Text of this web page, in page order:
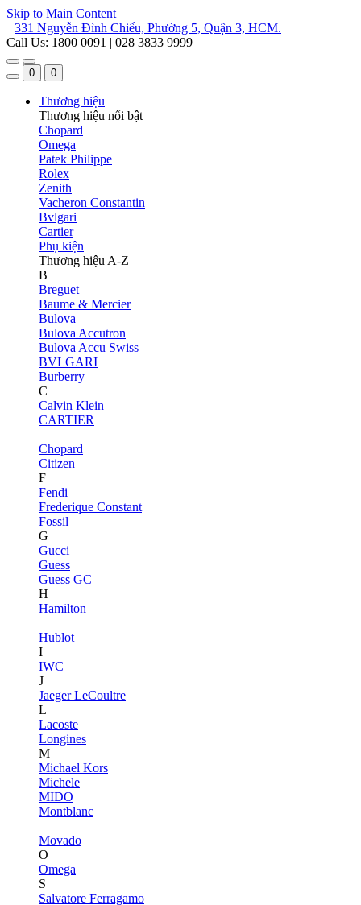
Skip to Main Content
331 Nguyễn Đình Chiểu, Phường 5, Quận 3, HCM.
Call Us: 1800 0091 | 028 3833 9999
0 0
Thương hiệu
Thương hiệu nổi bật
Chopard
Omega
Patek Philippe
Rolex
Zenith
Vacheron Constantin
Bvlgari
Cartier
Phụ kiện
Thương hiệu A-Z
B
Breguet
Baume & Mercier
Bulova
Bulova Accutron
Bulova Accu Swiss
BVLGARI
Burberry
C
Calvin Klein
CARTIER
Chopard
Citizen
F
Fendi
Frederique Constant
Fossil
G
Gucci
Guess
Guess GC
H
Hamilton
Hublot
I
IWC
J
Jaeger LeCoultre
L
Lacoste
Longines
M
Michael Kors
Michele
MIDO
Montblanc
Movado
O
Omega
S
Salvatore Ferragamo